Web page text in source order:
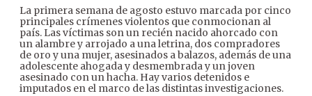
La primera semana de agosto estuvo marcada por cinco
principales crímenes violentos que conmocionan al
país. Las víctimas son un recién nacido ahorcado con
un alambre y arrojado a una letrina, dos compradores
de oro y una mujer, asesinados a balazos, además de una
adolescente ahogada y desmembrada y un joven
asesinado con un hacha. Hay varios detenidos e
imputados en el marco de las distintas investigaciones.